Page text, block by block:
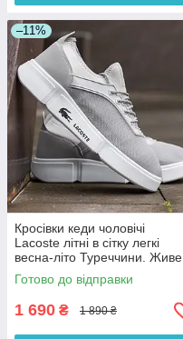
–11%
Кросівки кеди чоловічі
Lacoste літні в сітку легкі
весна-літо Туреччини. Живе
фото
Готово до відправки
1 690 ₴ 1 890 ₴